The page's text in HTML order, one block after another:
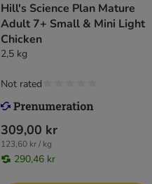
Hill's Science Plan Mature
Adult 7+ Small & Mini Light
Chicken
2,5 kg
309,00 kr
123,60 kr / kg
290,46 kr
Not rated